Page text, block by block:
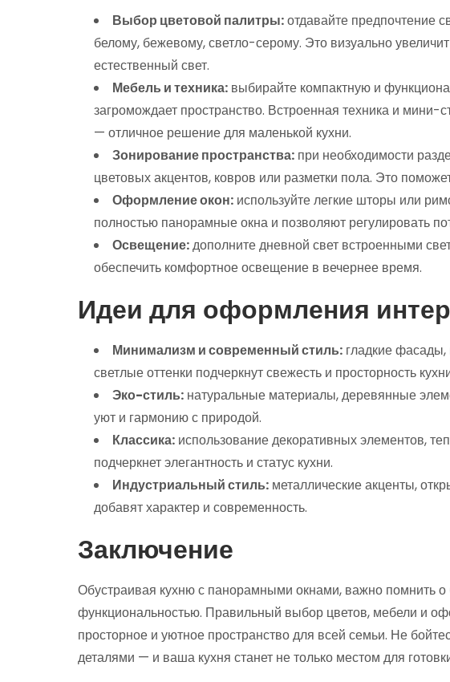
Выбор цветовой палитры:отдавайте предпочтение
белому, бежевому, светло-серому. Это визуально
естественный свет.
Мебель и техника: выбирайте компактную и
загромождает пространство. Встроенная техника и
— отличное решение для маленькой кухни.
Зонирование пространства: при необходимости
цветовых акцентов, ковров или разметки пола. Это
Оформление окон: используйте легкие шторы или
полностью панорамные окна и позволяют регулировать
Освещение:дополните дневной свет встроенными
обеспечить комфортное освещение в вечернее время.
Идеи для оформления
Минимализм и современный стиль: гладкие
светлые оттенки подчеркнут свежесть и просторность
Эко-стиль: натуральные материалы, деревянные
уют и гармонию с природой.
Классика: использование декоративных элементов,
подчеркнет элегантность и статус кухни.
Индустриальный стиль: металлические акценты,
добавят характер и современность.
Заключение
Обустраивая кухню с панорамными окнами, важно помнить о
функциональностью. Правильный выбор цветов, мебели и
просторное и уютное пространство для всей семьи. Не
деталями — и ваша кухня станет не только местом для